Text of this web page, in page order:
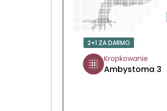
2+1 ZA DARMO
Kropkowanie
Ambystoma 3